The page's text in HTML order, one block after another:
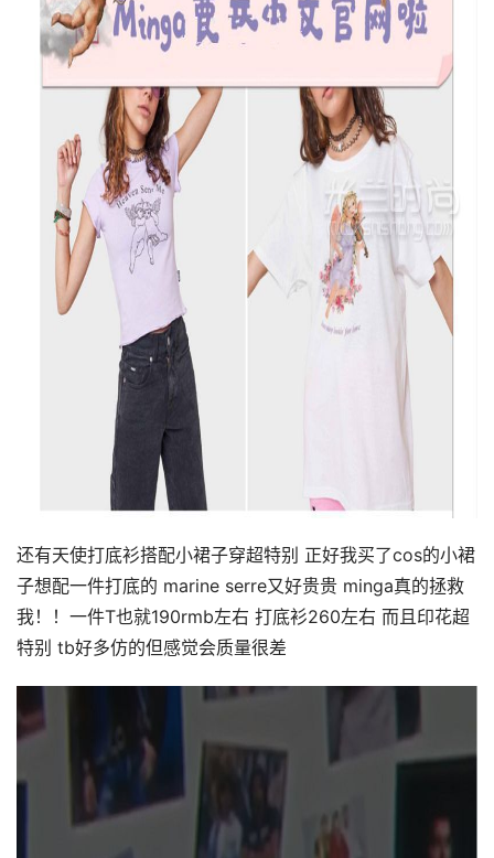
还有天使打底衫搭配小裙子穿超特别 正好我买了cos的小裙
子想配一件打底的 marine serre又好贵贵 minga真的拯救
我！！一件T也就190rmb左右 打底衫260左右 而且印花超
特别 tb好多仿的但感觉会质量很差